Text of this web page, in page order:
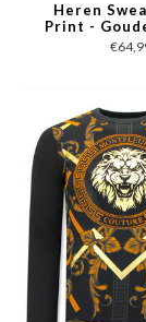
Heren
Print -
- 3728 -